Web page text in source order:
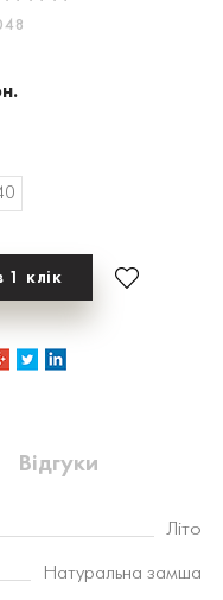
1 клік
Відгуки
Літо
Натуральна замша